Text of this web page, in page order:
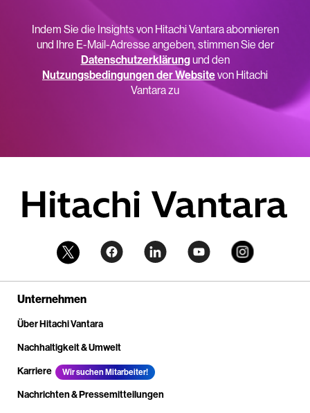
Indem Sie die Insights von Hitachi Vantara abonnieren
und Ihre E-Mail-Adresse angeben, stimmen Sie der
Datenschutzerklärungund den
Nutzungsbedingungen der Websitevon Hitachi
Vantara zu
Unternehmen
Über Hitachi Vantara
Nachhaltigkeit & Umwelt
Karriere
Wir suchen Mitarbeiter!
Nachrichten & Pressemitteilungen